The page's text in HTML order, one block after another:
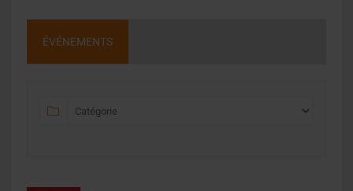
ÉVÉNEMENTS